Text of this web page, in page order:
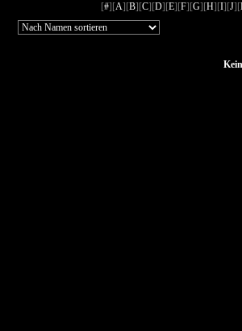
[#][A][B][C][D][E][F][G][H][I][J][